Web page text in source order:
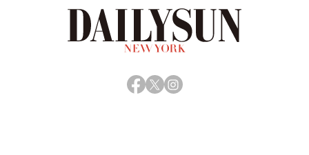
Facebook
X Instagram